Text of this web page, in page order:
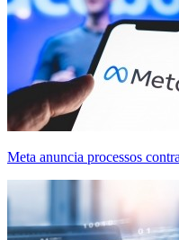
Meta anuncia processos